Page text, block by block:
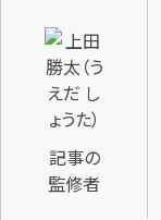
記事の
監修者